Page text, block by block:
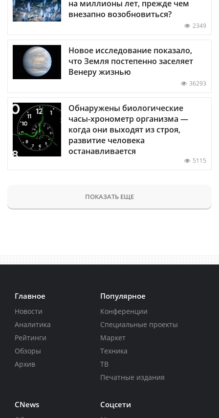
на миллионы лет, прежде чем
внезапно возобновиться?
2349
Новое исследование показало,
что Земля постепенно заселяет
Венеру жизнью
36293
Обнаружены биологические
часы-хронометр организма —
когда они выходят из строя,
развитие человека
останавливается
5115
ПОКАЗАТЬ ЕЩЕ
Главное
Новости
Аналитика
Рейтинги
Обзоры
Архив
Популярное
Конференции
Специальные проекты
Маркет
Техника
ТВ
Печатные издания
CNews Соцсети